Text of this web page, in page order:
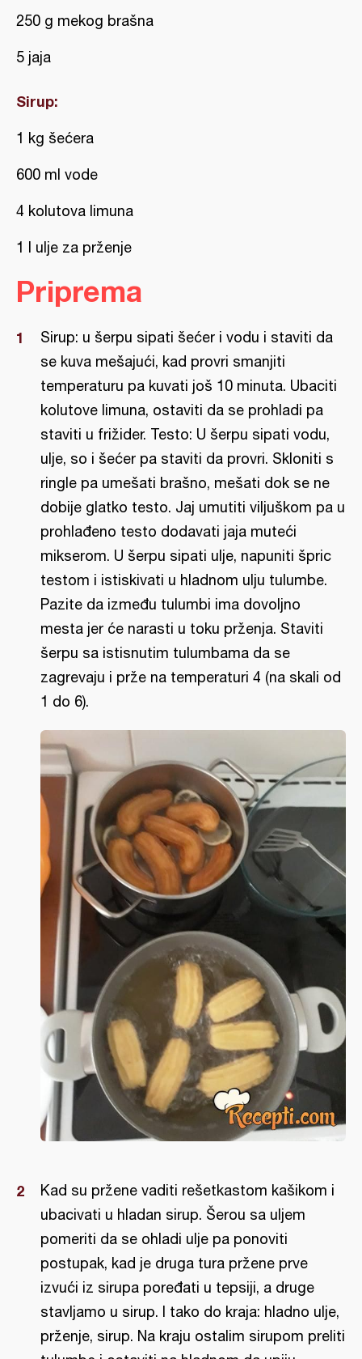
250 g mekog brašna
5 jaja
Sirup:
1 kg šećera
600 ml vode
4 kolutova limuna
1 l ulje za prženje
Priprema
Sirup: u šerpu sipati šećer i vodu i staviti da
se kuva mešajući, kad provri smanjiti
temperaturu pa kuvati još 10 minuta. Ubaciti
kolutove limuna, ostaviti da se prohladi pa
staviti u frižider. Testo: U šerpu sipati vodu,
ulje, so i šećer pa staviti da provri. Skloniti s
ringle pa umešati brašno, mešati dok se ne
dobije glatko testo. Jaj umutiti viljuškom pa u
prohlađeno testo dodavati jaja muteći
mikserom. U šerpu sipati ulje, napuniti špric
testom i istiskivati u hladnom ulju tulumbe.
Pazite da između tulumbi ima dovoljno
mesta jer će narasti u toku prženja. Staviti
šerpu sa istisnutim tulumbama da se
zagrevaju i prže na temperaturi 4 (na skali od
1 do 6).
Kad su pržene vaditi rešetkastom kašikom i
ubacivati u hladan sirup. Šerou sa uljem
pomeriti da se ohladi ulje pa ponoviti
postupak, kad je druga tura pržene prve
izvući iz sirupa poređati u tepsiji, a druge
stavljamo u sirup. I tako do kraja: hladno ulje,
prženje, sirup. Na kraju ostalim sirupom preliti